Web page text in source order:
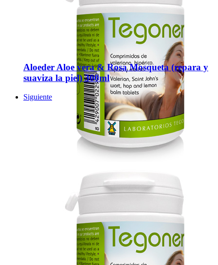
Aloeder Aloe vera & Rosa Mosqueta (repara y
suaviza la piel) 300ml
Siguiente